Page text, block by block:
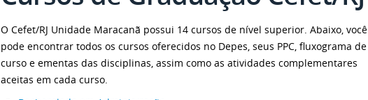
O Cefet/RJ Unidade Maracanã possui 14 cursos de nível superior. Abaixo, você
pode encontrar todos os cursos oferecidos no Depes, seus PPC, fluxograma de
curso e ementas das disciplinas, assim como as atividades complementares
aceitas em cada curso.